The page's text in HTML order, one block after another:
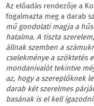
Az előadás rendezője a
fogalmazta meg a darab
mű gondolati magja a
hatalma. A tiszta
állnak szemben a
cselekménye a szöktetés
mondanivalót tekintve
az, hogy a szereplőknek
darab két szerelmes
basának is el kell